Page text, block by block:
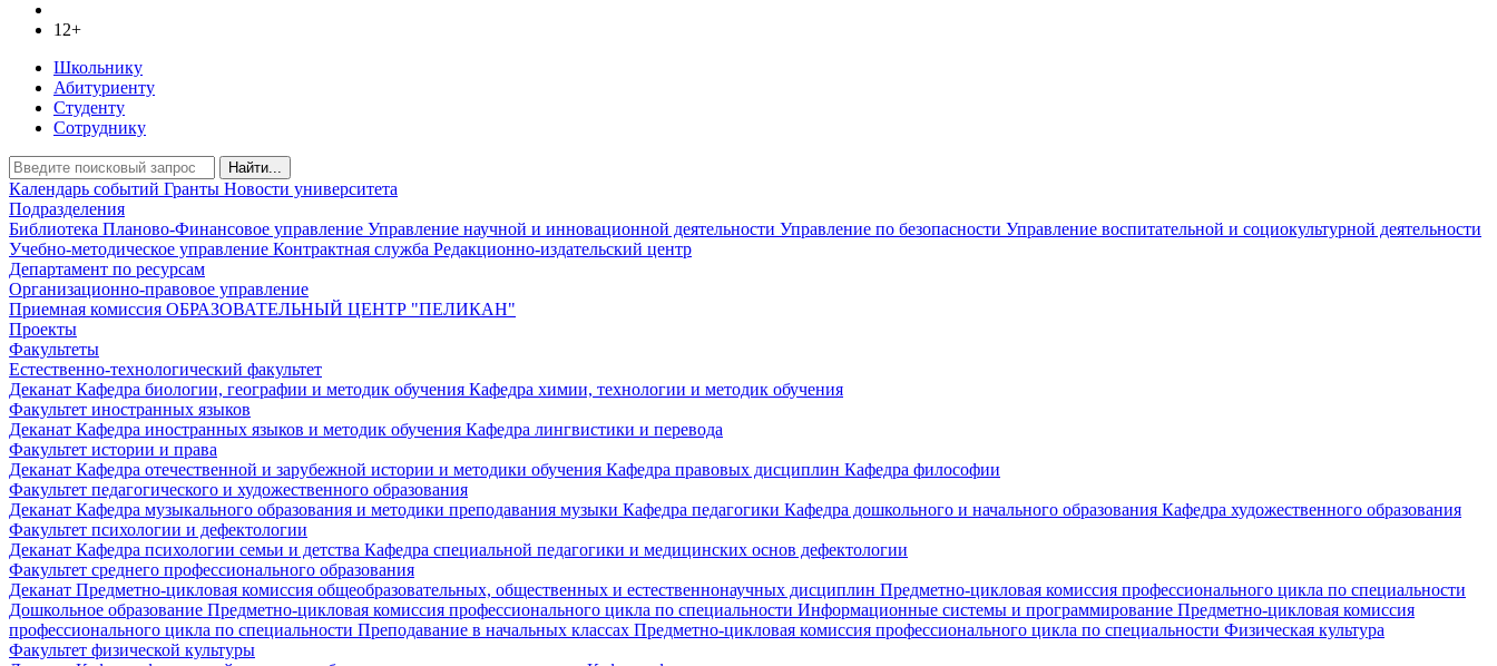
12+
Школьнику
Абитуриенту
Студенту
Сотруднику
Найти...
Календарь событий Гранты Новости университета
Подразделения
Библиотека Планово-Финансовое управление Управление научной и инновационной деятельности Управление по безопасности Управление воспитательной и социокультурной деятельности
Учебно-методическое управление Контрактная служба Редакционно-издательский центр
Департамент по ресурсам
Организационно-правовое управление
Приемная комиссия ОБРАЗОВАТЕЛЬНЫЙ ЦЕНТР "ПЕЛИКАН"
Проекты
Факультеты
Естественно-технологический факультет
Деканат Кафедра биологии, географии и методик обучения Кафедра химии, технологии и методик обучения
Факультет иностранных языков
Деканат Кафедра иностранных языков и методик обучения Кафедра лингвистики и перевода
Факультет истории и права
Деканат Кафедра отечественной и зарубежной истории и методики обучения Кафедра правовых дисциплин Кафедра философии
Факультет педагогического и художественного образования
Деканат Кафедра музыкального образования и методики преподавания музыки Кафедра педагогики Кафедра дошкольного и начального образования Кафедра художественного образования
Факультет психологии и дефектологии
Деканат Кафедра психологии семьи и детства Кафедра специальной педагогики и медицинских основ дефектологии
Факультет среднего профессионального образования
Деканат Предметно-цикловая комиссия общеобразовательных, общественных и естественнонаучных дисциплин Предметно-цикловая комиссия профессионального цикла по специальности
Дошкольное образование Предметно-цикловая комиссия профессионального цикла по специальности Информационные системы и программирование Предметно-цикловая комиссия
профессионального цикла по специальности Преподавание в начальных классах Предметно-цикловая комиссия профессионального цикла по специальности Физическая культура
Факультет физической культуры